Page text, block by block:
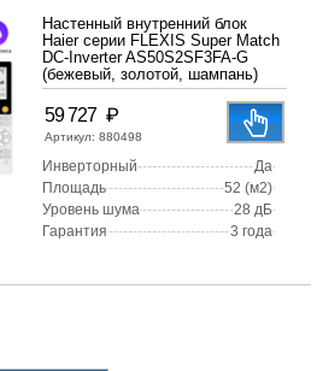
Настенный внутренний блок
Haier серии FLEXIS Super Match
DC-Inverter AS50S2SF3FA-G
(бежевый, золотой, шампань)
59 727 ₽
Артикул: 880498
Инверторный
Да
Площадь
52 (м2)
Уровень шума
28 дБ
Гарантия
3 года